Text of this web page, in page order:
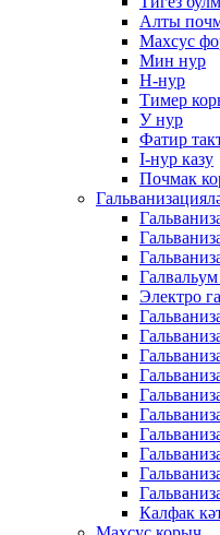
Алты
Махсус
Мин нур
Н-нур
Тимер
У нур
Фатир
I-нур казу
Почмак
Галвальум
Электро
Калфак